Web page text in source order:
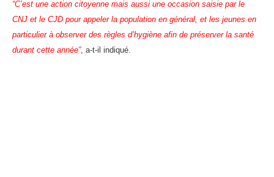
“C’est une action citoyenne mais aussi une occasion saisie par le
CNJ et le CJD pour appeler la population en général, et les jeunes en
particulier à observer des règles d’hygiène afin de préserver la santé
durant cette année”, a-t-il indiqué.